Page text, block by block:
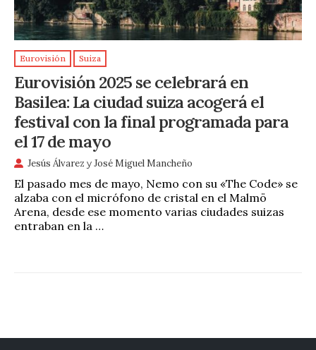
Eurovisión Suiza
Eurovisión 2025 se celebrará en
Basilea: La ciudad suiza acogerá el
festival con la final programada para
el 17 de mayo
Jesús Álvarez yJosé Miguel Mancheño
El pasado mes de mayo, Nemo con su «The Code» se
alzaba con el micrófono de cristal en el Malmö
Arena, desde ese momento varias ciudades suizas
entraban en la …